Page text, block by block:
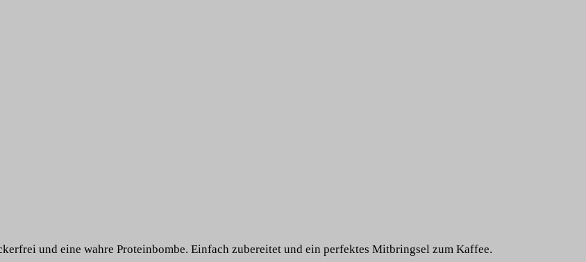
und eine wahre Proteinbombe. Einfach zubereitet und ein perfektes Mitbringsel zum Kaffee.